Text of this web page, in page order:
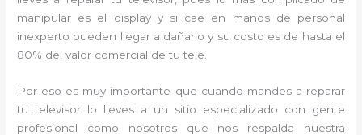
manipular es el display y si cae en manos de personal
inexperto pueden llegar a dañarlo y su costo es de hasta el
80% del valor comercial de tu tele.
Por eso es muy importante que cuando mandes a reparar
tu televisor lo lleves a un sitio especializado con gente
profesional como nosotros que nos respalda nuestra